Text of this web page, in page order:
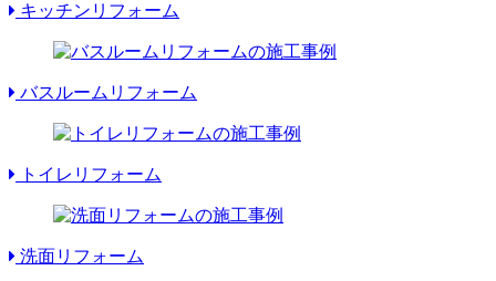
キッチンリフォーム
バスルームリフォーム
トイレリフォーム
洗面リフォーム